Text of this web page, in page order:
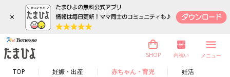
×
TOP 妊娠・出産 赤ちゃん・育児 妊活
SHOP 内祝い メニュー